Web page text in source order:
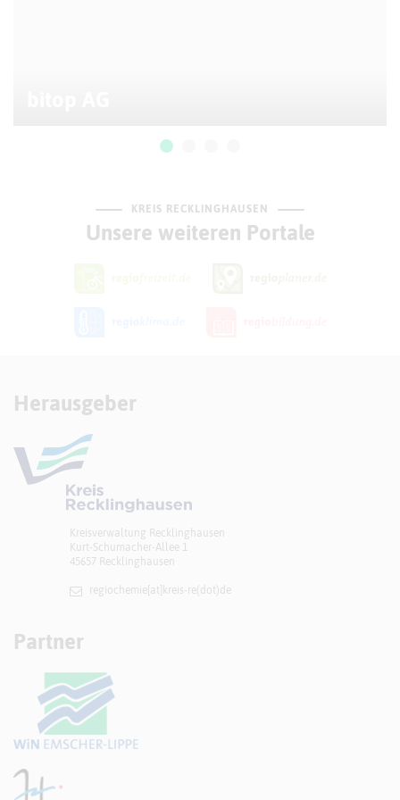
KREIS RECKLINGHAUSEN
Unsere weiteren Portale
Herausgeber
Kreisverwaltung Recklinghausen
Kurt-Schumacher-Allee 1
45657 Recklinghausen
regiochemie[at]​kreis-re(dot)de
Partner